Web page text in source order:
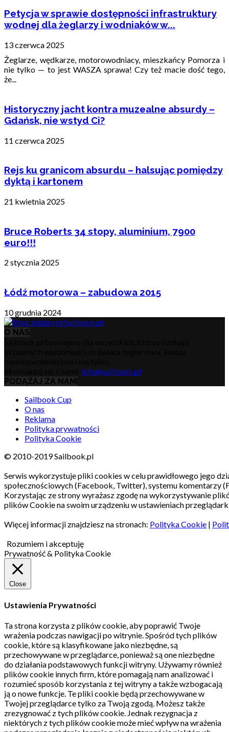
Petycja w sprawie dostępności infrastruktury
wodnej dla żeglarzy i wodniaków w...
13 czerwca 2025
Żeglarze, wędkarze, motorowodniacy, mieszkańcy Pomorza i
nie tylko — to jest WASZA sprawa! Czy też macie dość tego,
że...
Historyczny jacht kontra muzealne absurdy –
Gdańsk, nie wstyd Ci?
11 czerwca 2025
Rejs ku granicom absurdu – halsując pomiędzy
dyktą i kartonem
21 kwietnia 2025
Bruce Roberts 34 stopy, aluminium, 7900
euro!!!
2 stycznia 2025
Łódź motorowa – zabudowa 2015
10 grudnia 2024
O NAS
info@sailbook.pl
PODĄŻAJ ZA NAMI
Sailbook Cup
O nas
Reklama
Polityka prywatności
Polityka Cookie
© 2010-2019 Sailbook.pl
Serwis wykorzystuje pliki cookies w celu prawidłowego jego
społecznościowych (Facebook, Twitter), systemu komentarzy
Korzystając ze strony wyrażasz zgodę na wykorzystywanie
plików Cookie na swoim urządzeniu w ustawieniach
Więcej informacji znajdziesz na stronach: Polityka Cookie |
Rozumiem i akceptuję
Prywatność & Polityka Cookie
Close
Ustawienia Prywatności
Ta strona korzysta z plików cookie, aby poprawić Twoje
wrażenia podczas nawigacji po witrynie.Spośród tych plików
cookie, które są klasyfikowane jako niezbędne, są
przechowywane w przeglądarce, ponieważ są one niezbędne
do działania podstawowych funkcji witryny. Używamy również
plików cookie innych firm, które pomagają nam analizować i
rozumieć sposób korzystania z tej witryny a także wzbogacają
ją o nowe funkcje. Te pliki cookie będą przechowywane w
Twojej przeglądarce tylko za Twoją zgodą. Możesz także
zrezygnować z tych plików cookie. Jednak rezygnacja z
niektórych z tych plików cookie może mieć wpływ na wrażenia